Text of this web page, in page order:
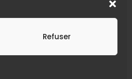
Refuser
de langue, de noms
votre pays.